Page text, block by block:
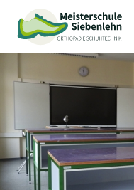
Benutzername oder E-Mail-Adresse
Passwort